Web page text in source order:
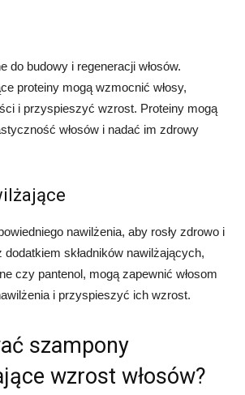
do budowy i regeneracji włosów.
proteiny mogą wzmocnić włosy,
i przyspieszyć wzrost. Proteiny mogą
włosów i nadać im zdrowy
nawilżenia, aby rosły zdrowo i
składników nawilżających,
czy pantenol, mogą zapewnić włosom
i przyspieszyć ich wzrost.
szampony
wzrost włosów?